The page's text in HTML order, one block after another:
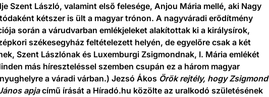
Szent László, valamint első felesége, Anjou Mária mellé, aki Nagy
kétszer is ült a magyar trónon. A nagyváradi erődítmény
során a várudvarban emlékjeleket alakítottak ki a királysírok,
székesegyház feltételezett helyén, de egyelőre csak a két
Szent Lászlónak és Luxemburgi Zsigmondnak, I. Mária emlékét
más híreszteléssel szemben csupán ez a három magyar
a váradi várban.) Jezsó Ákos Örök rejtély, hogy Zsigmond
apjacímű írását a Híradó.hu közölte az uralkodó születésének